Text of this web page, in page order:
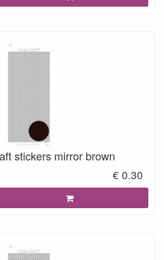
stickers mirror brown
€ 0.30